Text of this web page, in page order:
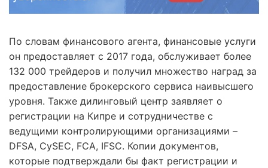
По словам финансового агента, финансовые услуги
он предоставляет с 2017 года, обслуживает более
132 000 трейдеров и получил множество наград за
предоставление брокерского сервиса наивысшего
уровня. Также дилинговый центр заявляет о
регистрации на Кипре и сотрудничестве с
ведущими контролирующими организациями –
DFSA, CySEC, FCA, IFSC. Копии документов,
которые подтверждали бы факт регистрации и